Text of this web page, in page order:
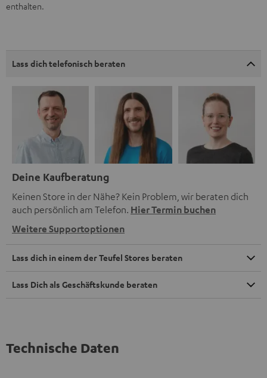
enthalten.
Lass dich telefonisch beraten
Deine Kaufberatung
Keinen Store in der Nähe? Kein Problem, wir beraten dich
auch persönlich am Telefon. Hier Termin buchen
Weitere Supportoptionen
Lass dich in einem der Teufel Stores beraten
Lass Dich als Geschäftskunde beraten
Technische Daten